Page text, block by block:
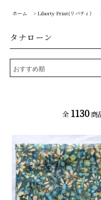
ホーム > Liberty Print(リバティ）
タナローン
全 1130 商